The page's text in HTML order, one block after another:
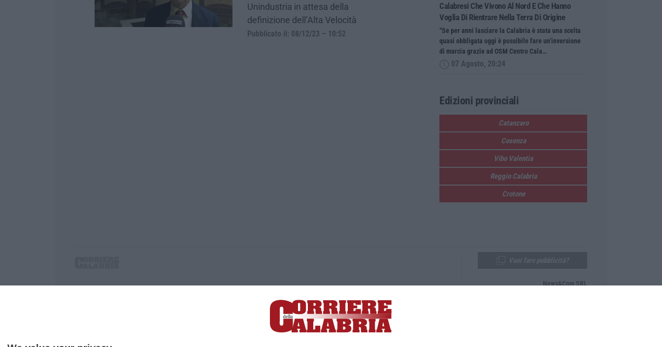
Unindustria in attesa della
definizione dell’Alta Velocità
Pubblicato il: 08/12/23 – 10:52
Calabresi Che Vivono Al Nord E Che Hanno
Voglia Di Rientrare Nella Terra Di Origine
“Se per anni lasciare la Calabria è stata una scelta
quasi obbligata oggi è possibile fare un’inversione
di marcia grazie ad OSM Centro Cala…
07 Agosto, 20:24
Edizioni provinciali
Catanzaro
Cosenza
Vibo Valentia
Reggio Calabria
Crotone
P.IVA. 03199620794, Via del mare 6/G, S.Eufemia, Lamezia Terme (CZ)
Iscrizione tribunale di Lamezia Terme 5/2011 - Direttore responsabile Paola Militano |Privacy
News&Com SRL